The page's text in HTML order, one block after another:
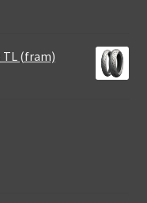
TL (fram)